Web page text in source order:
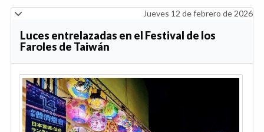
Jueves 12 de febrero de 2026
Luces entrelazadas en el Festival de los
Faroles de Taiwán